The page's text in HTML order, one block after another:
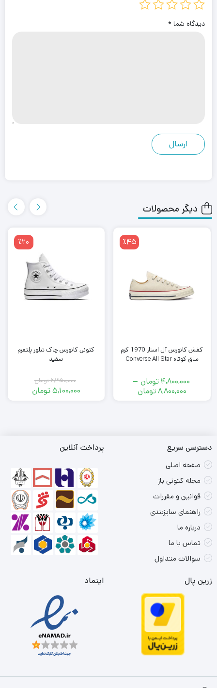
دیدگاه شما *
دیگر محصولات
٪45
کفش کانورس آل استار 1970 کرم
ساق کوتاه Converse All Star
4,800,000 تومان –
8,800,000تومان
٪20
کتونی کانورس چاک تیلور پلتفرم
سفید
6,350,000تومان
قیمت5,100,000تومان
دسترسی سریع
صفحه اصلی
مجله کتونی باز
قوانین و مقررات
راهنمای سایزبندی
درباره ما
تماس با ما
سوالات متداول
پرداخت آنلاین
زرین پال اینماد